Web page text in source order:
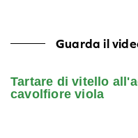
Guarda il
Tartare di vitello
cavolfiore viola